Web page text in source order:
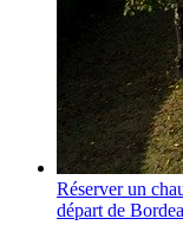
Réserver un
départ de